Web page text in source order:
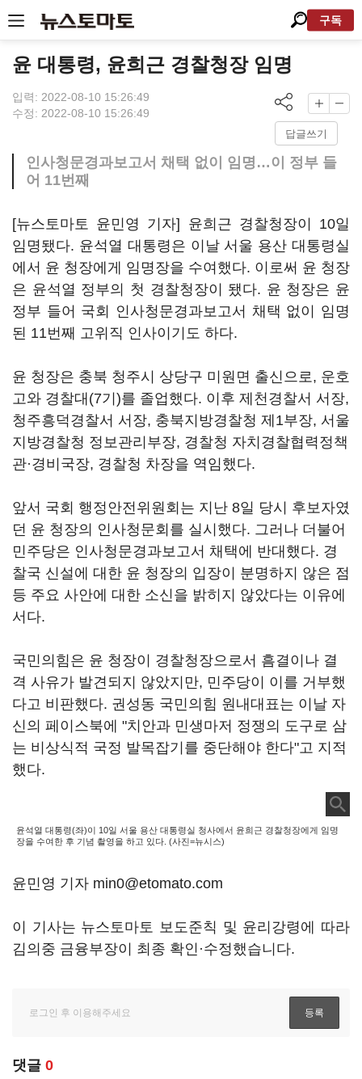
구독
윤 대통령, 윤희근 경찰청장 임명
입력: 2022-08-10 15:26:49
수정: 2022-08-10 15:26:49
답글쓰기
인사청문경과보고서 채택 없이 임명…이 정부 들
어 11번째
[뉴스토마토 윤민영 기자] 윤희근 경찰청장이 10일
임명됐다. 윤석열 대통령은 이날 서울 용산 대통령실
에서 윤 청장에게 임명장을 수여했다. 이로써 윤 청장
은 윤석열 정부의 첫 경찰청장이 됐다. 윤 청장은 윤
정부 들어 국회 인사청문경과보고서 채택 없이 임명
된 11번째 고위직 인사이기도 하다.
윤 청장은 충북 청주시 상당구 미원면 출신으로, 운호
고와 경찰대(7기)를 졸업했다. 이후 제천경찰서 서장,
청주흥덕경찰서 서장, 충북지방경찰청 제1부장, 서울
지방경찰청 정보관리부장, 경찰청 자치경찰협력정책
관·경비국장, 경찰청 차장을 역임했다.
앞서 국회 행정안전위원회는 지난 8일 당시 후보자였
던 윤 청장의 인사청문회를 실시했다. 그러나 더불어
민주당은 인사청문경과보고서 채택에 반대했다. 경
찰국 신설에 대한 윤 청장의 입장이 분명하지 않은 점
등 주요 사안에 대한 소신을 밝히지 않았다는 이유에
서다.
국민의힘은 윤 청장이 경찰청장으로서 흠결이나 결
격 사유가 발견되지 않았지만, 민주당이 이를 거부했
다고 비판했다. 권성동 국민의힘 원내대표는 이날 자
신의 페이스북에 "치안과 민생마저 정쟁의 도구로 삼
는 비상식적 국정 발목잡기를 중단해야 한다"고 지적
했다.
윤석열 대통령(좌)이 10일 서울 용산 대통령실 청사에서 윤희근 경찰청장에게 임명
장을 수여한 후 기념 촬영을 하고 있다. (사진=뉴시스)
윤민영 기자 min0@etomato.com
이 기사는 뉴스토마토 보도준칙 및 윤리강령에 따라
김의중 금융부장이 최종 확인·수정했습니다.
댓글 0